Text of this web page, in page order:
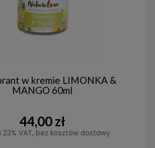
w kremie LIMONKA &
MANGO 60ml
44,00 zł
23% VAT, bez kosztów dostawy